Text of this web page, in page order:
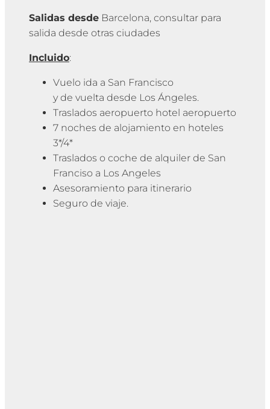
Salidas desde Barcelona, consultar para
salida desde otras ciudades
Incluido:
Vuelo ida a San Francisco
y de vuelta desde Los Ángeles.
Traslados aeropuerto hotel aeropuerto
7 noches de alojamiento en hoteles
3*/4*
Traslados o coche de alquiler de San
Franciso a Los Angeles
Asesoramiento para itinerario
Seguro de viaje.